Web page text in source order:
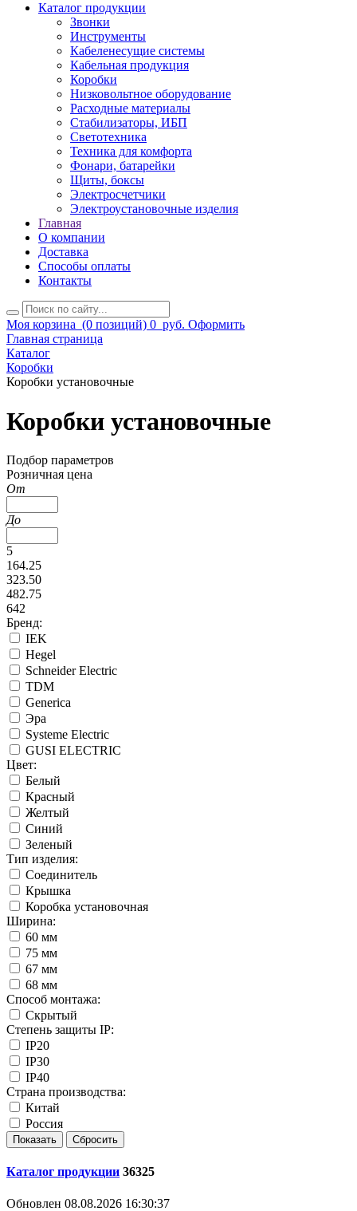
Каталог продукции
Звонки
Инструменты
Кабеленесущие системы
Кабельная продукция
Коробки
Низковольтное оборудование
Расходные материалы
Стабилизаторы, ИБП
Светотехника
Техника для комфорта
Фонари, батарейки
Щиты, боксы
Электросчетчики
Электроустановочные изделия
Главная
О компании
Доставка
Способы оплаты
Контакты
Моя корзина (0 позиций) 0 руб. Оформить
Главная страница
Каталог
Коробки
Коробки установочные
Коробки установочные
Подбор параметров
Розничная цена
От
До
5
164.25
323.50
482.75
642
Бренд:
IEK
Hegel
Schneider Electric
TDM
Generica
Эра
Systeme Electric
GUSI ELECTRIC
Цвет:
Белый
Красный
Желтый
Синий
Зеленый
Тип изделия:
Соединитель
Крышка
Коробка установочная
Ширина:
60 мм
75 мм
67 мм
68 мм
Способ монтажа:
Скрытый
Степень защиты IP:
IP20
IP30
IP40
Страна производства:
Китай
Россия
Каталог продукции 36325
Обновлен 08.08.2026 16:30:37